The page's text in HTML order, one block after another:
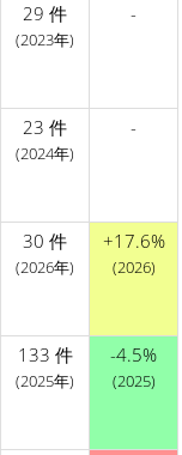
29 件
(2023年)
-
23 件
(2024年)
-
30 件
(2026年)
+17.6%
(2026)
133 件
(2025年)
-4.5%
(2025)